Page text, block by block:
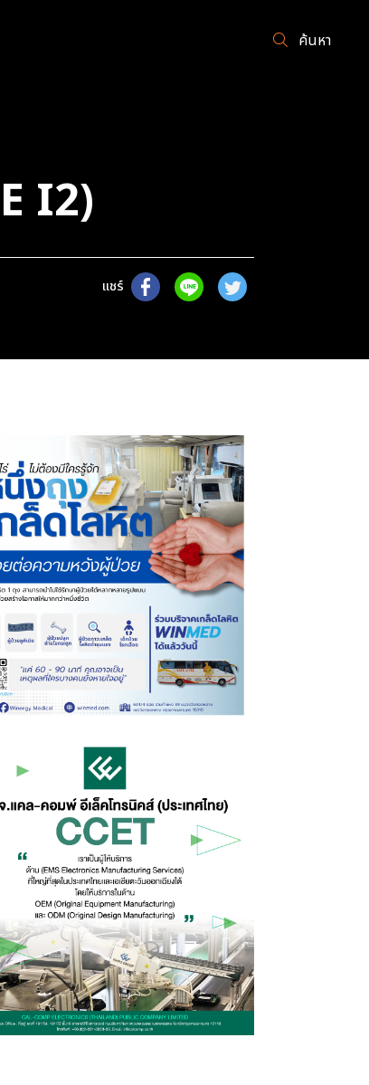
ค้นหา
I2)
แชร์